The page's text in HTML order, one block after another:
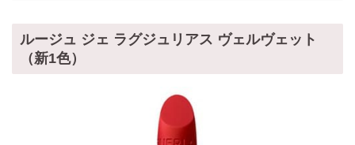
ルージュ ジェ ラグジュリアス ヴェルヴェット
（新1色）